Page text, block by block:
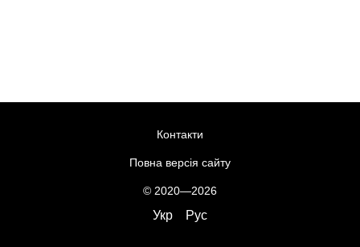
Контакти
Повна версія сайту
© 2020—2026
Укр Рус